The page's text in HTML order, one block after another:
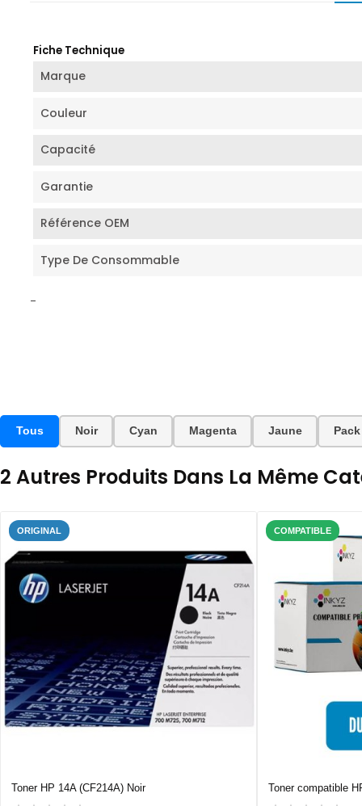
Fiche Technique
Marque
Couleur
Capacité
Garantie
Référence OEM
Type De Consommable
-
Tous Noir Cyan Magenta Jaune Pack
2 Autres Produits Dans La Même
ORIGINAL
Toner HP 14A (CF214A) Noir
COMPATIBLE
Toner compatible